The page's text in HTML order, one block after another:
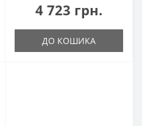
4 723 грн.
ДО КОШИКА